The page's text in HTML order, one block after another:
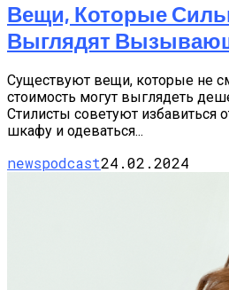
Вещи, Которые
Выглядят
Существуют вещи, которые не
стоимость могут выглядеть
Стилисты советуют избавиться
шкафу и одеваться...
newspodcast24.02.2024